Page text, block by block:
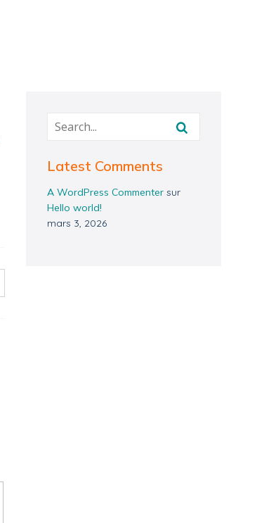
Latest Comments
A WordPress Commenter sur
Hello world!
mars 3, 2026